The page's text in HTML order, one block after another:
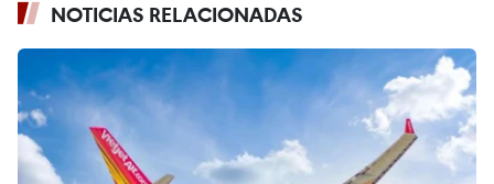
NOTICIAS RELACIONADAS